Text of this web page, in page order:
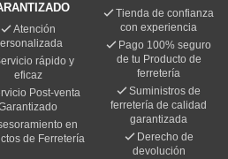
Atención
rápido y
eficaz
Post-venta
en
de Ferretería
Tienda de confianza
con experiencia
Pago 100% seguro
de tu Producto de
ferretería
Suministros de
ferretería de calidad
garantizada
Derecho de
devolución